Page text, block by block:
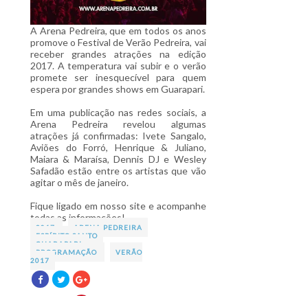
A Arena Pedreira, que em todos os anos
promove o Festival de Verão Pedreira, vai
receber grandes atrações na edição
2017. A temperatura vai subir e o verão
promete ser inesquecível para quem
espera por grandes shows em Guarapari.
Em uma publicação nas redes sociais, a
Arena Pedreira revelou algumas
atrações já confirmadas: Ivete Sangalo,
Aviões do Forró, Henrique & Juliano,
Maiara & Maraísa, Dennis DJ e Wesley
Safadão estão entre os artistas que vão
agitar o mês de janeiro.
Fique ligado em nosso site e acompanhe
todas as informações!
2017
ARENA PEDREIRA
ESPÍRITO SANTO
GUARAPARI
PROGRAMAÇÃO
VERÃO
2017